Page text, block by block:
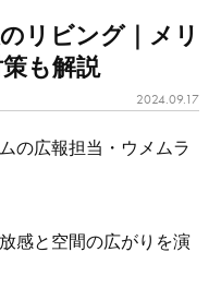
リビング｜メリ
も解説
2024.09.17
の広報担当・ウメムラ
感と空間の広がりを演